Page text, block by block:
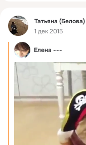
Фид Татьяна (Белова)
1 дек 2015
Елена ---